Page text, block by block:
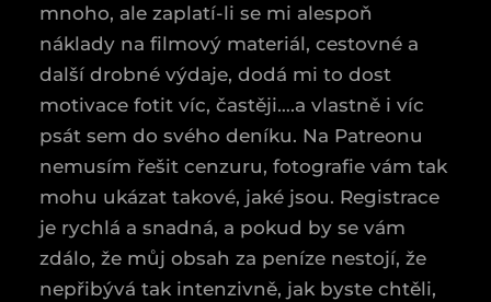
mnoho, ale zaplatí-li se mi alespoň
náklady na filmový materiál, cestovné a
další drobné výdaje, dodá mi to dost
motivace fotit víc, častěji….a vlastně i víc
psát sem do svého deníku. Na Patreonu
nemusím řešit cenzuru, fotografie vám tak
mohu ukázat takové, jaké jsou. Registrace
je rychlá a snadná, a pokud by se vám
zdálo, že můj obsah za peníze nestojí, že
nepřibývá tak intenzivně, jak byste chtěli,